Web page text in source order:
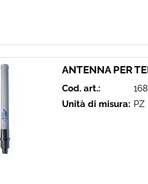
ANTENNA PER
Cod. art.:
Unità di misura: PZ